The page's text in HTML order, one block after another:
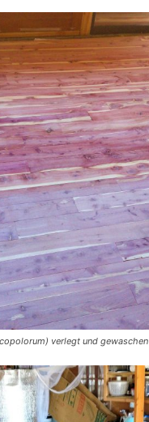
verlegt und gewaschen